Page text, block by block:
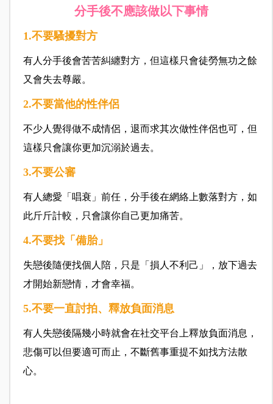
分手後不應該做以下事情
1.不要騷擾對方
有人分手後會苦苦糾纏對方，但這樣只會徒勞無功之餘
又會失去尊嚴。
2.不要當他的性伴侶
不少人覺得做不成情侶，退而求其次做性伴侶也可，但
這樣只會讓你更加沉溺於過去。
3.不要公審
有人總愛「唱衰」前任，分手後在網絡上數落對方，如
此斤斤計較，只會讓你自己更加痛苦。
4.不要找「備胎」
失戀後隨便找個人陪，只是「損人不利己」，放下過去
才開始新戀情，才會幸福。
5.不要一直討拍、釋放負面消息
有人失戀後隔幾小時就會在社交平台上釋放負面消息，
悲傷可以但要適可而止，不斷舊事重提不如找方法散
心。